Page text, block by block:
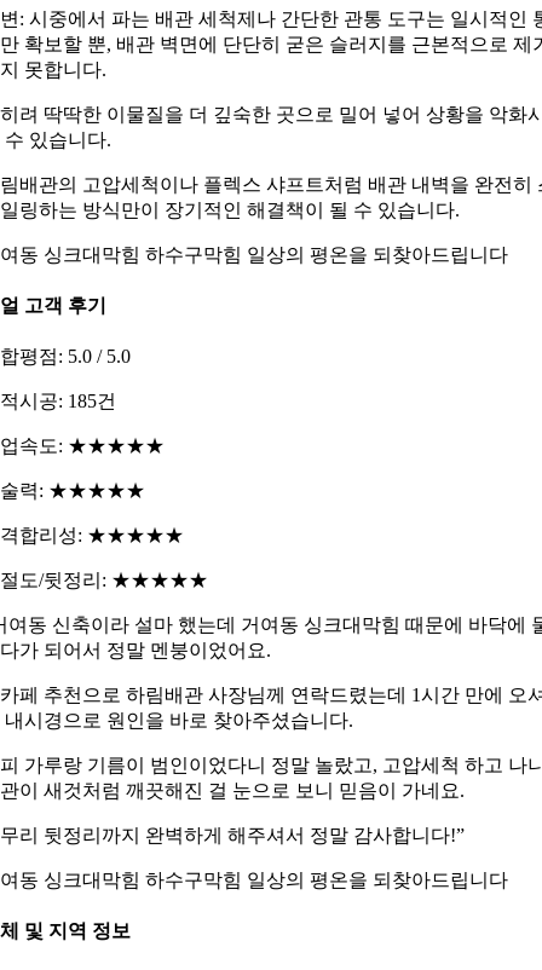
: 시중에서 파는 배관 세척제나 간단한 관통 도구는 일시적인
확보할 뿐, 배관 벽면에 단단히 굳은 슬러지를 근본적으로 제
못합니다.
려 딱딱한 이물질을 더 깊숙한 곳으로 밀어 넣어 상황을 악화
수 있습니다.
배관의 고압세척이나 플렉스 샤프트처럼 배관 내벽을 완전히
링하는 방식만이 장기적인 해결책이 될 수 있습니다.
동 싱크대막힘 하수구막힘 일상의 평온을 되찾아드립니다
고객 후기
평점: 5.0 / 5.0
시공: 185건
업속도: ★★★★★
술력: ★★★★★
격합리성: ★★★★★
절도/뒷정리: ★★★★★
여동 신축이라 설마 했는데 거여동 싱크대막힘 때문에 바닥에
가 되어서 정말 멘붕이었어요.
페 추천으로 하림배관 사장님께 연락드렸는데 1시간 만에 오
내시경으로 원인을 바로 찾아주셨습니다.
가루랑 기름이 범인이었다니 정말 놀랐고, 고압세척 하고 나
이 새것처럼 깨끗해진 걸 눈으로 보니 믿음이 가네요.
리 뒷정리까지 완벽하게 해주셔서 정말 감사합니다!”
동 싱크대막힘 하수구막힘 일상의 평온을 되찾아드립니다
및 지역 정보